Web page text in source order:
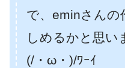
で、eminさんの
しめるかと思い
(/・ω・)/ﾜｰｲ